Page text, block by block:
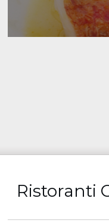
Ristoranti